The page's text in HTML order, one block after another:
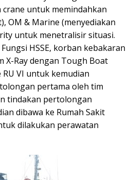
crane untuk memindahkan
OM & Marine (menyediakan
untuk menetralisir situasi.
HSSE, korban kebakaran
X-Ray dengan Tough Boat
VI untuk kemudian
pertama oleh tim
tindakan pertolongan
dibawa ke Rumah Sakit
dilakukan perawatan